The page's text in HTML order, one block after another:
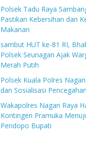
Polsek Tadu Raya
Pastikan Kebersihan dan
Makanan
sambut HUT ke-81 RI,
Polsek Seunagan Ajak
Merah Putih
Polsek Kuala Polres
dan Sosialisasi
Wakapolres Nagan Raya
Kontingen Pramuka
Pendopo Bupati